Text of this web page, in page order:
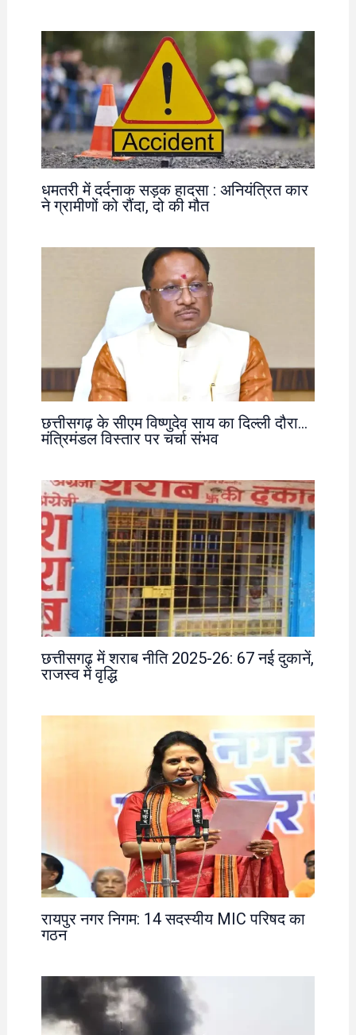
धमतरी में दर्दनाक सड़क हादसा : अनियंत्रित कार
ने ग्रामीणों को रौंदा, दो की मौत
छत्तीसगढ़ के सीएम विष्णुदेव साय का दिल्ली दौरा…
मंत्रिमंडल विस्तार पर चर्चा संभव
छत्तीसगढ़ में शराब नीति 2025-26: 67 नई दुकानें,
राजस्व में वृद्धि
रायपुर नगर निगम: 14 सदस्यीय MIC परिषद का
गठन